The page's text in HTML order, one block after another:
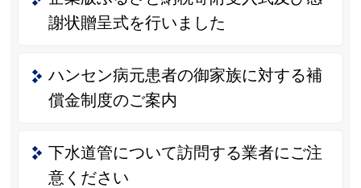
謝状贈呈式を行いました
ハンセン病元患者の御家族に対する補
償金制度のご案内
下水道管について訪問する業者にご注
意ください